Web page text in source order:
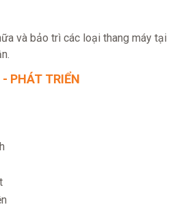
và bảo trì các loại thang máy tại
PHÁT TRIỂN